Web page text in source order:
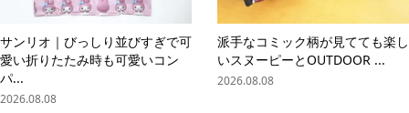
サンリオ｜びっしり並びすぎで可
愛い折りたたみ時も可愛いコン
パ...
2026.08.08
派手なコミック柄が見てても楽し
いスヌーピーとOUTDOOR ...
2026.08.08